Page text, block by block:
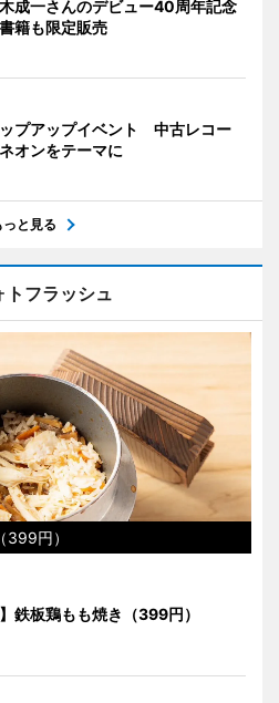
成一さんのデビュー40周年記念
籍も限定販売
プアップイベント 中古レコー
オンをテーマに
っと見る
トフラッシュ
399円）
鉄板鶏もも焼き（399円）